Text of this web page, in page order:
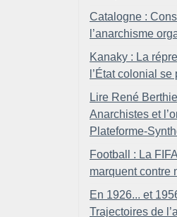
Catalogne :
l’anarchisme
Kanaky : La
l’État colonial se
Lire René
Anarchistes et
Plateforme-
Football : La
marquent contre
En 1926... et
Trajectoires de